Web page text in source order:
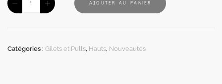
AJOUTER AU PANIER
Catégories : Gilets et Pulls, Hauts, Nouveautés